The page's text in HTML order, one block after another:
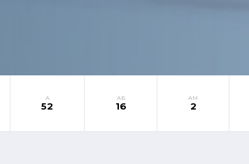
А
52
АБ
16
АМ
2